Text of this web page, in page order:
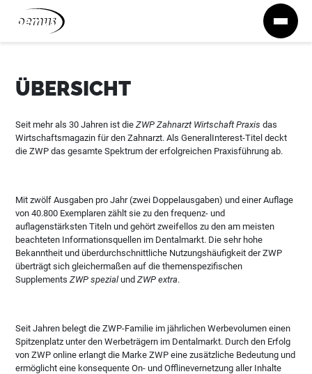
Zum Inhalt springen
ÜBERSICHT
Seit mehr als 30 Jahren ist dieZWP Zahnarzt Wirtschaft Praxis das
Wirtschaftsmagazin für den Zahnarzt. Als GeneralInterest-Titel deckt
die ZWP das gesamte Spektrum der erfolgreichen Praxisführung ab.
Mit zwölf Ausgaben pro Jahr (zwei Doppelausgaben) und einer Auflage
von 40.800 Exemplaren zählt sie zu den frequenz- und
auflagenstärksten Titeln und gehört zweifellos zu den am meisten
beachteten Informationsquellen im Dentalmarkt. Die sehr hohe
Bekanntheit und überdurchschnittliche Nutzungshäufigkeit der ZWP
überträgt sich gleichermaßen auf die themenspezifischen
SupplementsZWP spezial undZWP extra.
Seit Jahren belegt die ZWP-Familie im jährlichen Werbevolumen einen
Spitzenplatz unter den Werbeträgern im Dentalmarkt. Durch den Erfolg
von ZWP online erlangt die Marke ZWP eine zusätzliche Bedeutung und
ermöglicht eine konsequente On- und Offlinevernetzung aller Inhalte